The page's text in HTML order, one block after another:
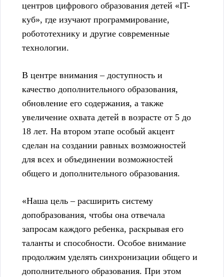
центров цифрового образования детей «IT-
куб», где изучают программирование,
робототехнику и другие современные
технологии.
В центре внимания – доступность и
качество дополнительного образования,
обновление его содержания, а также
увеличение охвата детей в возрасте от 5 до
18 лет. На втором этапе особый акцент
сделан на создании равных возможностей
для всех и объединении возможностей
общего и дополнительного образования.
«Наша цель – расширить систему
допобразования, чтобы она отвечала
запросам каждого ребенка, раскрывая его
таланты и способности. Особое внимание
продолжим уделять синхронизации общего и
дополнительного образования. При этом